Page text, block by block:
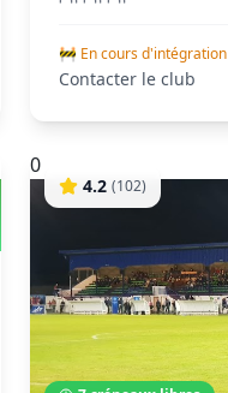
🚧 En cours d'intégration
Contacter le club
0
4.2 (102)